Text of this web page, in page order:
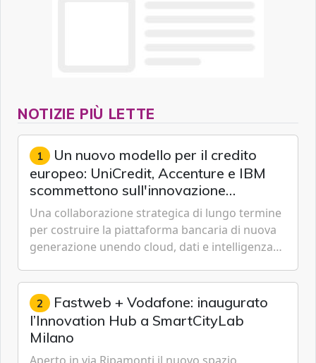
NOTIZIE PIÙ LETTE
1 Un nuovo modello per il credito
europeo: UniCredit, Accenture e IBM
scommettono sull'innovazione
tecnologica
Una collaborazione strategica di lungo termine
per costruire la piattaforma bancaria di nuova
generazione unendo cloud, dati e intelligenza
2 Fastweb + Vodafone: inaugurato
l’Innovation Hub a SmartCityLab
Milano